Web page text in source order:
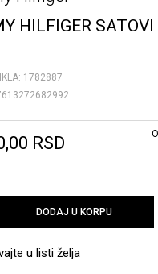
HILFIGER SATOVI
1782887
RSD
DODAJ U KORPU
u listi želja